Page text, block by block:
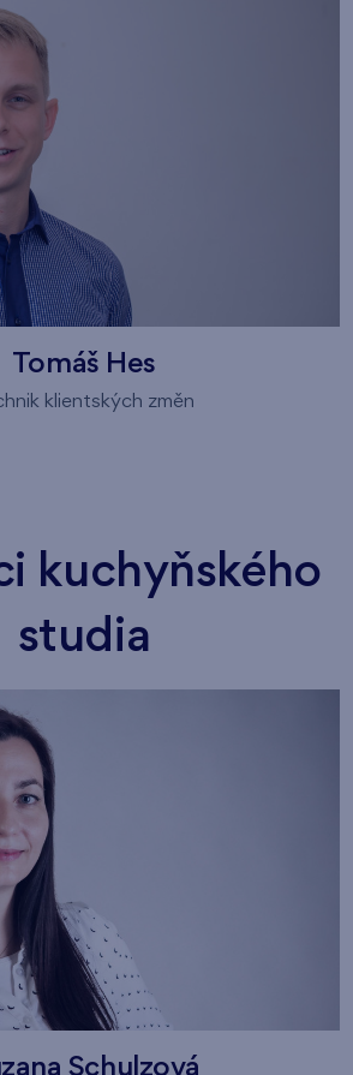
Tomáš Hes
klientských změn
kuchyňského
studia
Schulzová